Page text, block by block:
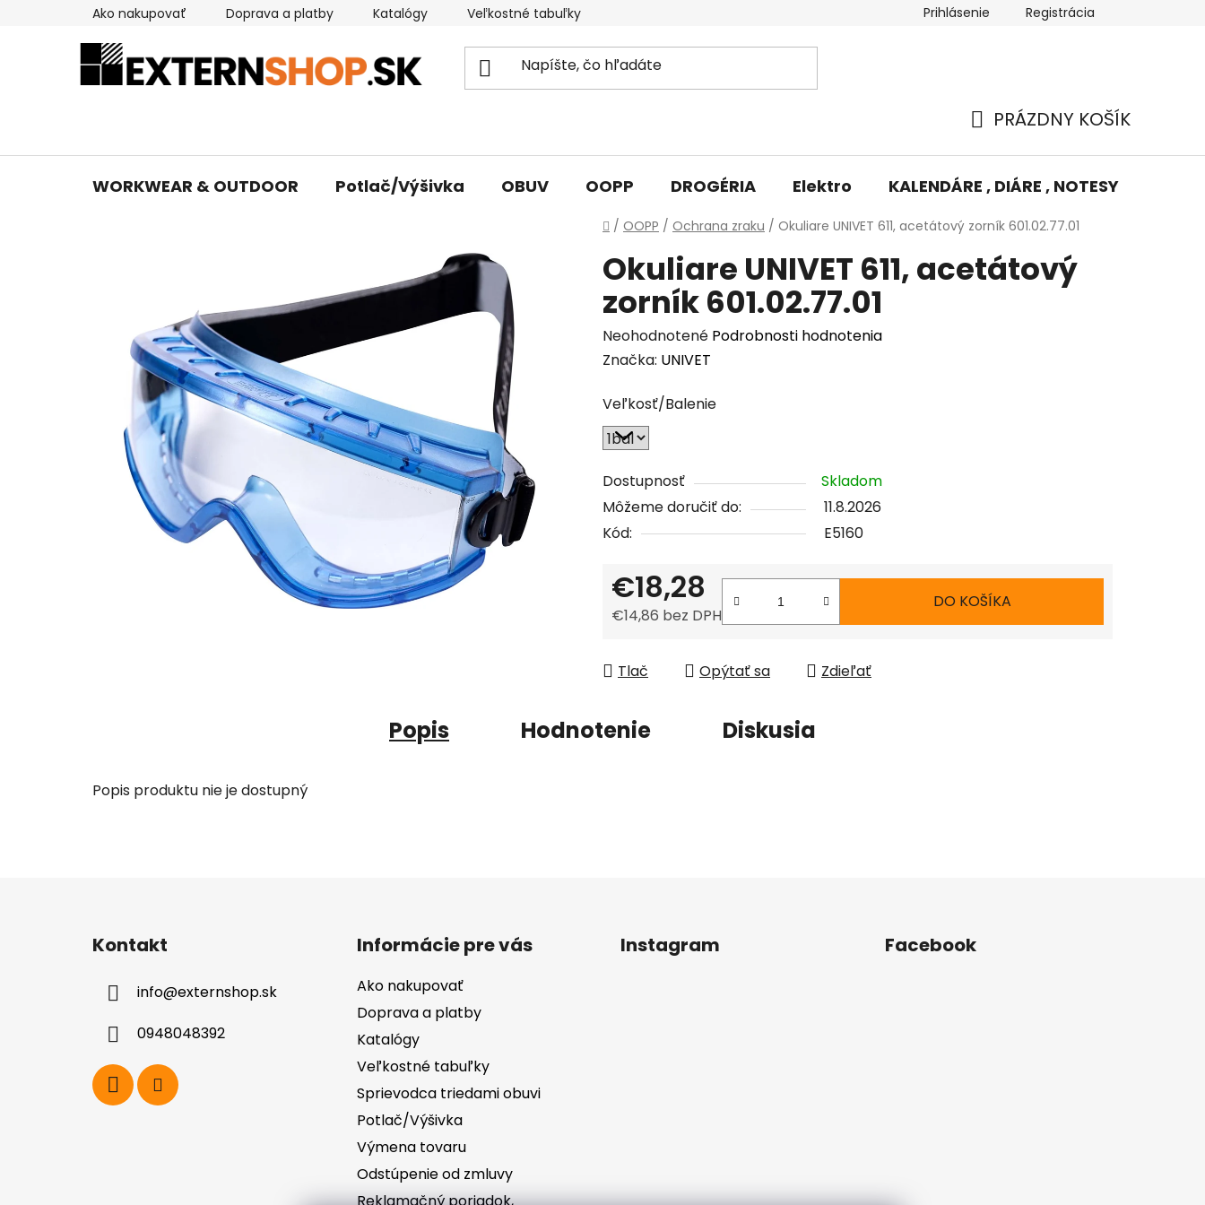
Ako nakupovať Doprava a platby Katalógy Veľkostné tabuľky Výmena tovaru Odstúpenie od
Prihlásenie Registrácia
KOŠÍK
PRÁZDNY KOŠÍK
WORKWEAR & OUTDOOR Potlač/Výšivka OBUV OOPP DROGÉRIA Elektro KALENDÁRE , DIÁRE , NOTESY
Domov
/ OOPP / Ochrana zraku / Okuliare UNIVET 611, acetátový zorník 601.02.77.01
Okuliare UNIVET 611, acetátový
zorník 601.02.77.01
Priemerné
hodnotenie
je
0,0
z
5
hviezdičiek.
Neohodnotené Podrobnosti hodnotenia
Značka: UNIVET
Veľkosť/Balenie
Dostupnosť
Skladom
Môžeme doručiť do:
11.8.2026
Kód:
E5160
€18,28
€14,86 bez DPH
DO KOŠÍKA
Tlač Opýtať sa Zdieľať
Popis Hodnotenie Diskusia
Popis produktu nie je dostupný
Kontakt
info@externshop.sk
0948048392
Informácie pre vás
Ako nakupovať
Doprava a platby
Katalógy
Veľkostné tabuľky
Sprievodca triedami obuvi
Potlač/Výšivka
Výmena tovaru
Odstúpenie od zmluvy
Reklamačný poriadok,
Instagram Facebook